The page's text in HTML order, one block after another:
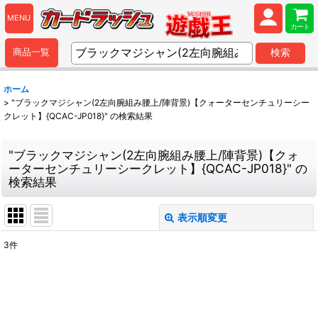
MENU
カート
商品一覧 検索
ホーム
> "ブラックマジシャン(2左向腕組み腰上/陣背景)【クォーターセンチュリーシー
クレット】{QCAC-JP018}" の検索結果
"ブラックマジシャン(2左向腕組み腰上/陣背景)【クォ
ーターセンチュリーシークレット】{QCAC-JP018}" の
検索結果
表示順変更
3件